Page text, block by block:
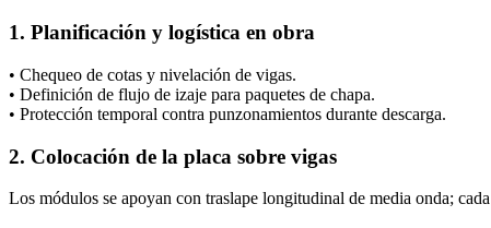
1. Planificación y logística en obra
• Chequeo de cotas y nivelación de vigas.
• Definición de flujo de izaje para paquetes de chapa.
• Protección temporal contra punzonamientos durante descarga.
2. Colocación de la placa sobre vigas
Los módulos se apoyan con traslape longitudinal de media onda;